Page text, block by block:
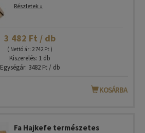
Részletek »
3 482 Ft / db
( Nettó ár: 2 742 Ft )
Kiszerelés: 1 db
Egységár: 3482 Ft / db
KOSÁRBA
Fa Hajkefe természetes